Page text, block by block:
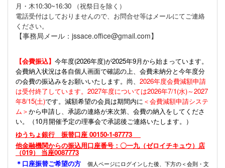
月・木10:30~16:30 （祝祭日を除く）
電話受付はしておりませんので、お問合せ等はメールにてご連絡
ください。
【事務局メール：jssace.office@gmail.com】
【会費振込】 今年度(2026年度)が2025年9月から始まっています。
会費納入状況は各自個人画面で確認の上、会費未納分と今年度分
の会費の振込みをお願いいたします。尚、 2026年度会費減額申請
は受付終了しています。2027年度については2026年7/1(水)～2027
年8/15(土)です。減額希望の会員は期間内に ＜会費減額申請システ
ム＞から申請し、承認の連絡が来次第、会費の納入をしてくださ
い。（10月開催予定の理事会で承認後ご連絡いたします。）
ゆうちょ銀行 振替口座 00150-1-87773
他金融機関からの振込用口座番号：〇一九（ゼロイチキュウ）店
（019） 当座0087773
＊口座振替ご希望の方
個人ページにログインした後、下方の＜会則・文